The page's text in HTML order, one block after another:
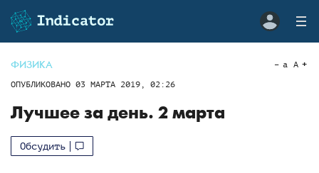
ФИЗИКА
ОПУБЛИКОВАНО 03 МАРТА 2019, 02:26
a A
Лучшее за день. 2 марта
Обсудить